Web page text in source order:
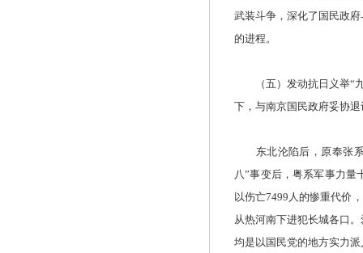
武装斗争，深化了国民政
的进程。
（五）发动抗日义举“九
下，与南京国民政府妥协
东北沦陷后，原奉张系
八”事变后，粤系军事力量
以伤亡7499人的惨重代价
从热河南下进犯长城各口
均是以国民党的地方实力